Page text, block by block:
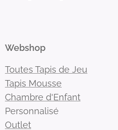
Webshop
Toutes Tapis de Jeu
Tapis Mousse
Chambre d'Enfant
Personnalisé
Outlet